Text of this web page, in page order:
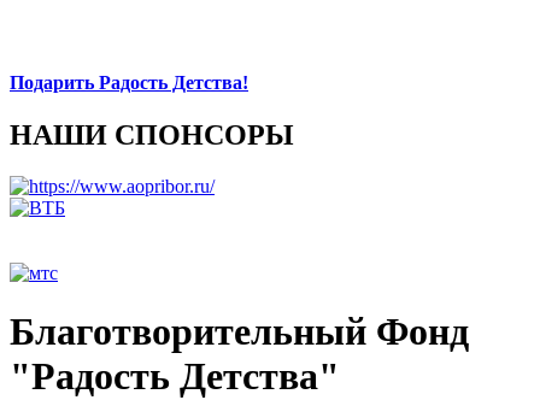
Подарить Радость Детства!
НАШИ СПОНСОРЫ
Благотворительный Фонд
"Радость Детства"